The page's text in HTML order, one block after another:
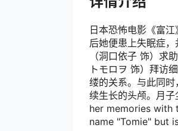
日本恐怖电影《富
后她便患上失眠症
（洞口依子 饰）求
トモロヲ 饰）拜访
缕的关系。与此同
续生长的头颅。月
her memories with
name "Tomie" but